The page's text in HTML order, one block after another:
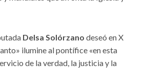
Delsa Solórzano deseó en X
ilumine al pontífice «en esta
de la verdad, la justicia y la